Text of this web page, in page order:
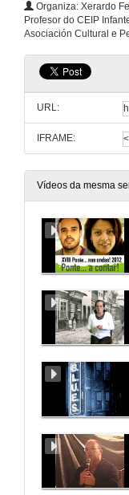
Organiza: Xerardo
Profesor do CEIP
Asociación Cultural e
URL:
IFRAME:
Vídeos da mesma